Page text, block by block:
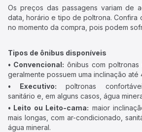
Os preços das passagens variam de
data, horário e tipo de poltrona. Confira
no momento da compra, pois podem
Tipos de ônibus disponíveis
• Convencional: ônibus com
geralmente possuem uma inclinação até
• Executivo: poltronas
sanitário e, em alguns casos, água
• Leito ou Leito-cama: maior
mais longas, com ar-condicionado,
água mineral.